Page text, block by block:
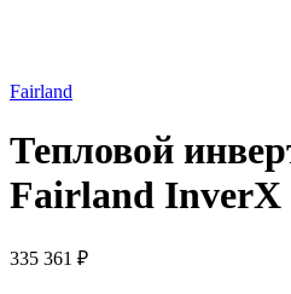
Fairland
Тепловой
Fairland InverX
335 361 ₽